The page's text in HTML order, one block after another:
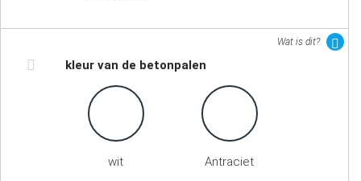
Wat is dit?
kleur van de betonpalen
wit Antraciet